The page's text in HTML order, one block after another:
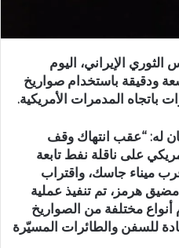
الثوري الإيراني، اليوم
ودقيقة باستخدام صواريخ
باتجاه المدمرات الأمريكية.
له: “عقب انتهاك وقف
على ناقلة نفط تابعة
قرب ميناء جاسك، واقتراب
هرمز، تم تنفيذ عملية
مختلفة من الصواريخ
للسفن والطائرات المسيّرة